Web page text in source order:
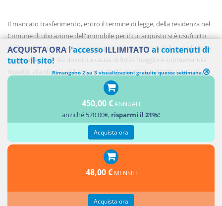
Il mancato trasferimento, entro il termine di legge, della residenza nel
Comune di ubicazione dell'immobile per il cui acquisto si è usufruito
dei benefici prima casa, non comporta la decadenza dall'agevolazione
qualora l'evento sia dovuto a causa di forza maggiore sopravvenuta
rispetto alla stipula dell'acquisto. (Nella specie l'anzidetta causa di
forza maggiore è stata correttamente ritenuta integrata dagli ostacoli
frapposti dall'inquilino all'esecuzione per il rilascio dell'immobile).
Percorsi argomentali
Cass. civile, sez. VI-V
ACQUISTA ORAl'accessoILLIMITATOai contenuti di
tutto il sito!
Rimangono 2 su 3 visualizzazioni gratuite questa settimana.
450,00 €ANNUALI
anziché570.00€, risparmi il 21%!
Acquista ora
48,00 € MENSILI
Acquista ora